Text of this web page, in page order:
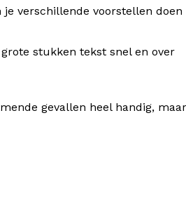
verschillende voorstellen doen
stukken tekst snel en over
gevallen heel handig, maar